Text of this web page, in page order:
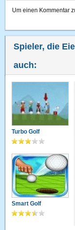
Um einen Kommentar
Spieler, die
auch:
Turbo Golf
Smart Golf